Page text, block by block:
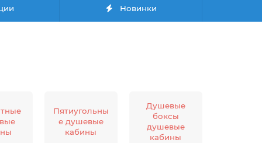
Новинки
Пятиугольны
е душевые
кабины
Душевые
боксы
душевые
кабины